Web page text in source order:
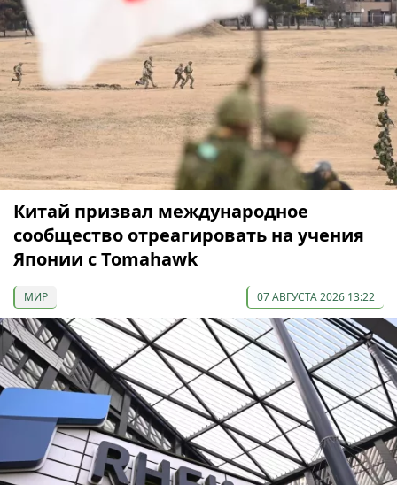
Китай призвал международное
сообщество отреагировать на учения
Японии с Tomahawk
МИР 07 АВГУСТА 2026 13:22